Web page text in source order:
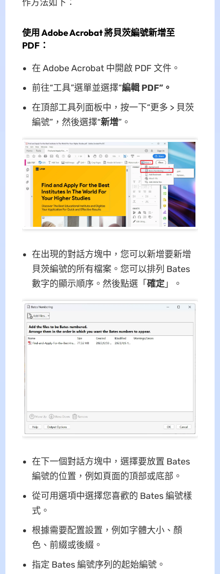
作方法如下：
使用 Adob​​e Acrobat 將貝茨編號新增至
PDF：
在 Adob​​e Acrobat 中開啟 PDF 文件。
前往“工具”選單並選擇“編輯 PDF”。
在頂部工具列面板中，按一下“更多 > 貝茨
編號”，然後選擇“新增”。
在出現的對話方塊中，您可以新增要新增
貝茨編號的所有檔案。您可以排列 Bates
數字的顯示順序。然後點選「確定」。
在下一個對話方塊中，選擇要放置 Bates
編號的位置，例如頁面的頂部或底部。
從可用選項中選擇您喜歡的 Bates 編號樣
式。
根據需要配置設置，例如字體大小、顏
色、前綴或後綴。
指定 Bates 編號序列的起始編號。